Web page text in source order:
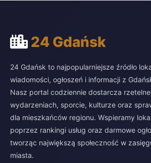
24 Gdańsk
24 Gdańsk to najpopularniejsze źródło
wiadomości, ogłoszeń i informacji z
Nasz portal codziennie dostarcza
wydarzeniach, sporcie, kulturze oraz
dla mieszkańców regionu. Wspieramy
poprzez rankingi usług oraz darmowe
tworząc największą społeczność w
miasta.